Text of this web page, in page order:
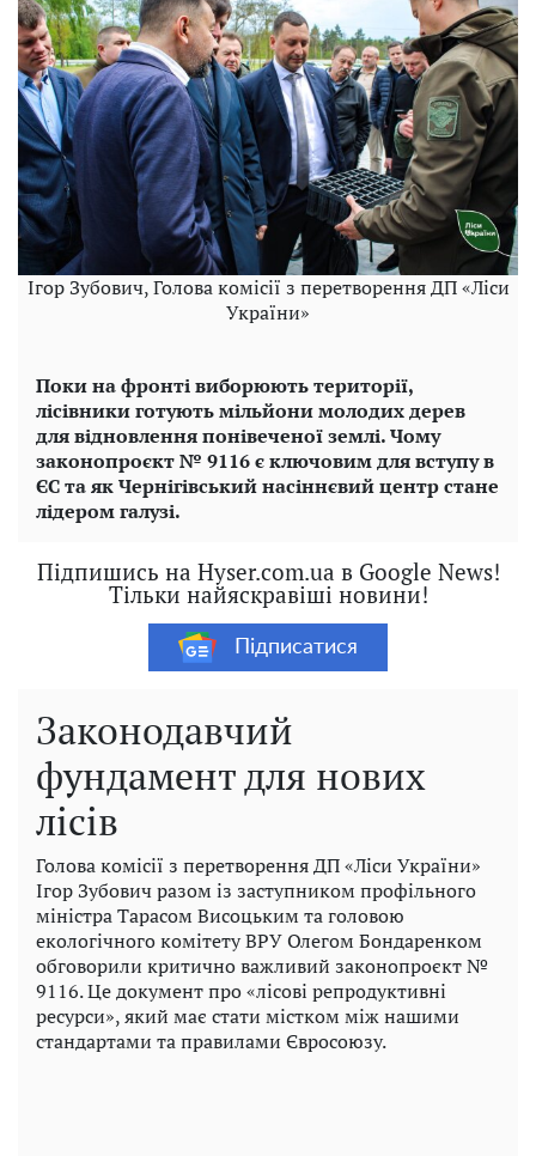
Ігор Зубович, Голова комісії з перетворення ДП «Ліси
України»
Поки на фронті виборюють території,
лісівники готують мільйони молодих дерев
для відновлення понівеченої землі. Чому
законопроєкт № 9116 є ключовим для вступу в
ЄС та як Чернігівський насіннєвий центр стане
лідером галузі.
Підпишись на Hyser.com.ua в Google News!
Тільки найяскравіші новини!
Підписатися
Законодавчий
фундамент для нових
лісів
Голова комісії з перетворення ДП «Ліси України»
Ігор Зубович разом із заступником профільного
міністра Тарасом Висоцьким та головою
екологічного комітету ВРУ Олегом Бондаренком
обговорили критично важливий законопроєкт №
9116. Це документ про «лісові репродуктивні
ресурси», який має стати містком між нашими
стандартами та правилами Євросоюзу.